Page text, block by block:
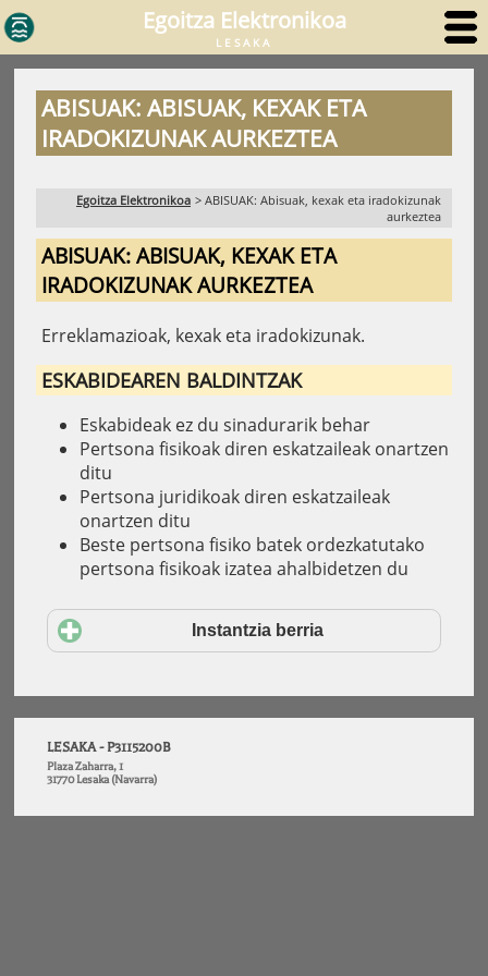
Egoitza Elektronikoa
LESAKA
ABISUAK: ABISUAK, KEXAK ETA
IRADOKIZUNAK AURKEZTEA
Egoitza Elektronikoa > ABISUAK: Abisuak, kexak eta iradokizunak
aurkeztea
ABISUAK: ABISUAK, KEXAK ETA
IRADOKIZUNAK AURKEZTEA
Erreklamazioak, kexak eta iradokizunak.
ESKABIDEAREN BALDINTZAK
Eskabideak ez du sinadurarik behar
Pertsona fisikoak diren eskatzaileak onartzen
ditu
Pertsona juridikoak diren eskatzaileak
onartzen ditu
Beste pertsona fisiko batek ordezkatutako
pertsona fisikoak izatea ahalbidetzen du
Instantzia berria
LESAKA - P3115200B
Plaza Zaharra, 1
31770 Lesaka (Navarra)